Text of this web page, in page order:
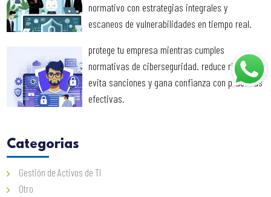
normativo con estrategias integrales y
escaneos de vulnerabilidades en tiempo real.
protege tu empresa mientras cumples
normativas de ciberseguridad. reduce riesgos,
evita sanciones y gana confianza con prácticas
efectivas.
Categorias
Gestión de Activos de TI
Otro